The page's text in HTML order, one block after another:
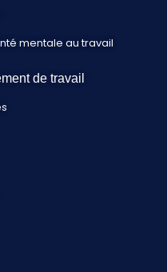
mentale au travail
de travail